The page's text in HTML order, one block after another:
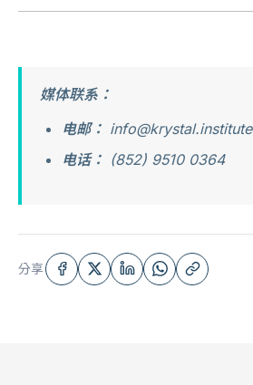
媒体联系：
电邮： info@krystal.institute
电话： (852) 9510 0364
分享